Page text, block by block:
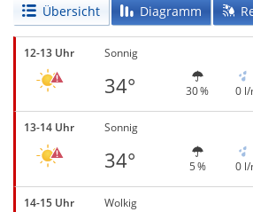
Übersicht Diagramm
12-13 Uhr Sonnig
34° 30 % 0 l/
13-14 Uhr Sonnig
34° 5 % 0 l/
14-15 Uhr Wolkig